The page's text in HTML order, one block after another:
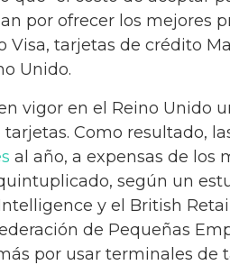
por ofrecer los mejores
tarjetas de crédito
Unido.
vigor en el Reino Unido
Como resultado,
al año, a expensas de los
según un
y el British
de Pequeñas
por usar terminales de